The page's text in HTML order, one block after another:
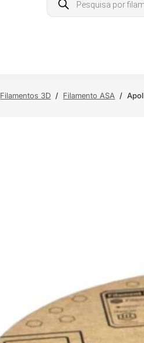
search
Filamentos 3D / Filamento ASA /